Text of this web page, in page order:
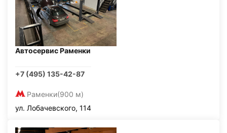
Автосервис Раменки
+7 (495) 135-42-87
Раменки(900 м)
ул. Лобачевского, 114